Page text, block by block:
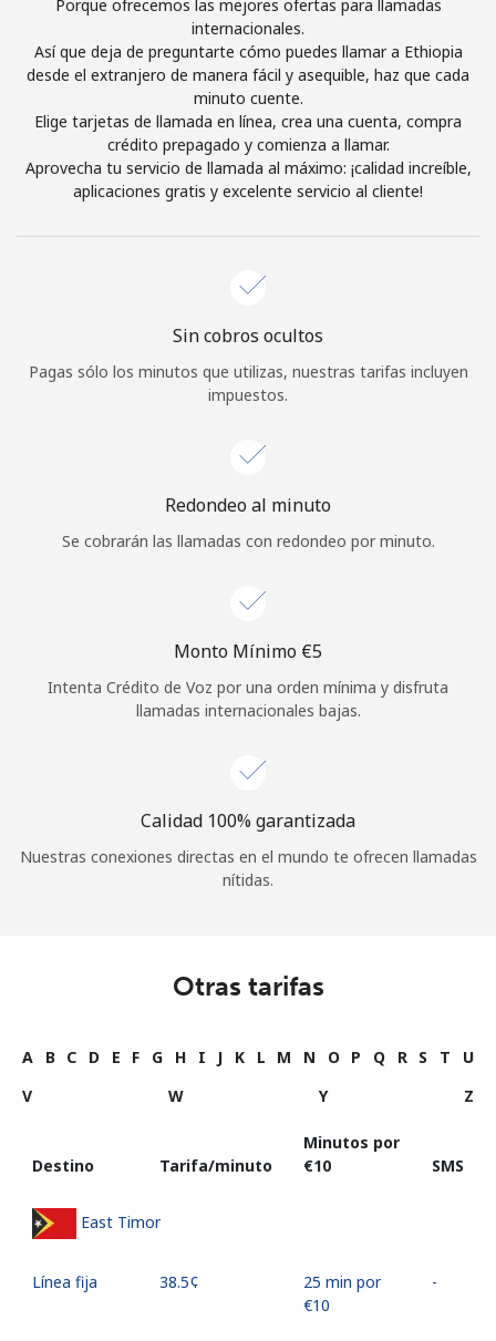
Iniciar Sesión
o
Continuar con
Porque ofrecemos las mejores ofertas para llamadas
internacionales.
Así que deja de preguntarte cómo puedes llamar a Ethiopia
desde el extranjero de manera fácil y asequible, haz que cada
minuto cuente.
Elige tarjetas de llamada en línea, crea una cuenta, compra
crédito prepagado y comienza a llamar.
Aprovecha tu servicio de llamada al máximo: ¡calidad increíble,
aplicaciones gratis y excelente servicio al cliente!
Sin cobros ocultos
Pagas sólo los minutos que utilizas, nuestras tarifas incluyen
impuestos.
Redondeo al minuto
Se cobrarán las llamadas con redondeo por minuto.
Monto Mínimo ⁦€5⁩
Intenta Crédito de Voz por una orden mínima y disfruta
llamadas internacionales bajas.
Calidad 100% garantizada
Nuestras conexiones directas en el mundo te ofrecen llamadas
nítidas.
Otras tarifas
A B C D E F G H I J K L M N O P Q R S T
U
V
W Y Z
Destino Tarifa/minuto
Minutos por
⁦€10⁩
SMS
East Timor
Línea fija ⁦38.5¢⁩
25 min por
⁦€10⁩
-